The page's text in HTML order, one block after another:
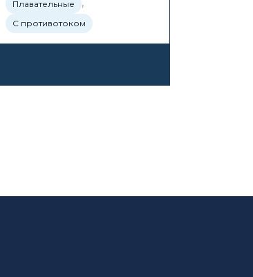
Плавательные
С противотоком